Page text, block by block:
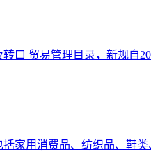
口 贸易管理目录，新规自
家用消费品、纺织品、鞋